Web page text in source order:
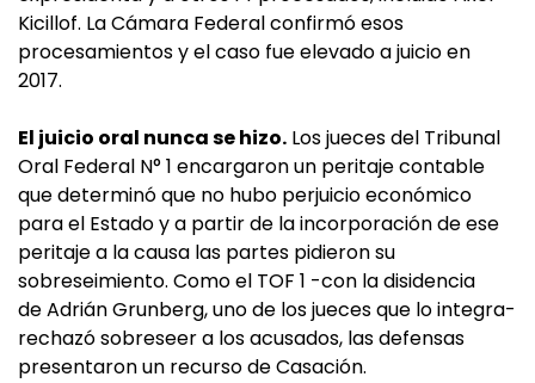
Kicillof. La Cámara Federal confirmó esos
procesamientos y el caso fue elevado a juicio en
2017.
El juicio oral nunca se hizo. Los jueces del Tribunal
Oral Federal N° 1 encargaron un peritaje contable
que determinó que no hubo perjuicio económico
para el Estado y a partir de la incorporación de ese
peritaje a la causa las partes pidieron su
sobreseimiento. Como el TOF 1 -con la disidencia
de Adrián Grunberg, uno de los jueces que lo integra-
rechazó sobreseer a los acusados, las defensas
presentaron un recurso de Casación.